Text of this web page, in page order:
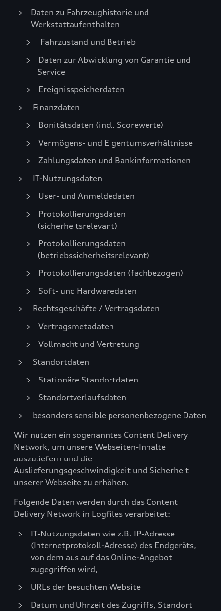
Daten zu Fahrzeughistorie und
Werkstattaufenthalten
Fahrzustand und Betrieb
Daten zur Abwicklung von Garantie und
Service
Ereignisspeicherdaten
Finanzdaten
Bonitätsdaten (incl. Scorewerte)
Vermögens- und Eigentumsverhältnisse
Zahlungsdaten und Bankinformationen
IT-Nutzungsdaten
User- und Anmeldedaten
Protokollierungsdaten
(sicherheitsrelevant)
Protokollierungsdaten
(betriebssicherheitsrelevant)
Protokollierungsdaten (fachbezogen)
Soft- und Hardwaredaten
Rechtsgeschäfte / Vertragsdaten
Vertragsmetadaten
Vollmacht und Vertretung
Standortdaten
Stationäre Standortdaten
Standortverlaufsdaten
besonders sensible personenbezogene Daten
Wir nutzen ein sogenanntes Content Delivery
Network, um unsere Webseiten-Inhalte
auszuliefern und die
Auslieferungsgeschwindigkeit und Sicherheit
unserer Webseite zu erhöhen.
Folgende Daten werden durch das Content
Delivery Network in Logfiles verarbeitet:
IT-Nutzungsdaten wie z.B. IP-Adresse
(Internetprotokoll-Adresse) des Endgeräts,
von dem aus auf das Online-Angebot
zugegriffen wird,
URLs der besuchten Website
Datum und Uhrzeit des Zugriffs, Standort